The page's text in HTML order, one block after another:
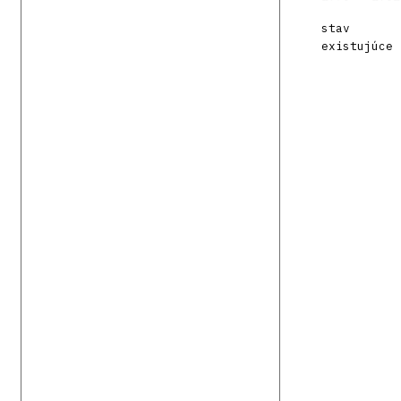
stav
existujúce